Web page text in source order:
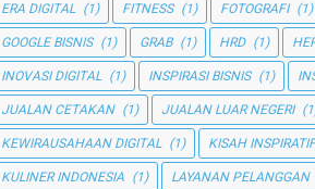
ERA DIGITAL (1) FITNESS (1) FOTOGRAFI (1)
GOOGLE BISNIS (1) GRAB (1) HRD (1)
INOVASI DIGITAL (1) INSPIRASI BISNIS (1)
JUALAN CETAKAN (1) JUALAN LUAR NEGERI
KEWIRAUSAHAAN DIGITAL (1) KISAH INSPIRATIF
KULINER INDONESIA (1) LAYANAN PELANGGAN